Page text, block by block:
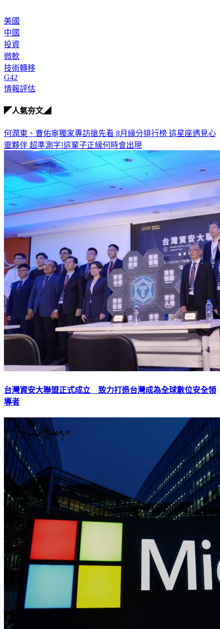
美國
中國
投資
微軟
技術轉移
G42
情報評估
◤人氣夯文◢
何潤東、曹佑寧獨家專訪搶先看 8月緣分排行榜 這星座遇見心
靈夥伴 超準測字!這輩子正緣何時會出現
台灣資安大聯盟正式成立 致力打造台灣成為全球數位安全領
導者